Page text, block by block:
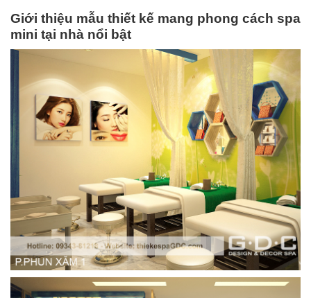
Giới thiệu mẫu thiết kế mang phong cách spa
mini tại nhà nổi bật